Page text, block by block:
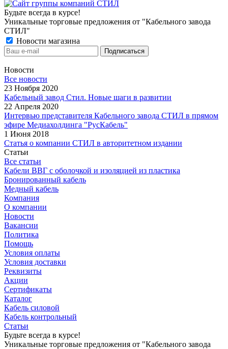
Будьте всегда в курсе!
Уникальные торговые предложения от "Кабельного завода
СТИЛ"
Новости магазина
Новости
Все новости
23 Ноября 2020
Кабельный завод Стил. Новые шаги в развитии
22 Апреля 2020
Интервью представителя Кабельного завода СТИЛ в прямом
эфире Медиахолдинга "РусКабель"
1 Июня 2018
Статья о компании СТИЛ в авторитетном издании
Статьи
Все статьи
Кабели ВВГ с оболочкой и изоляцией из пластика
Бронированный кабель
Медный кабель
Компания
О компании
Новости
Вакансии
Политика
Помощь
Условия оплаты
Условия доставки
Реквизиты
Акции
Сертификаты
Каталог
Кабель силовой
Кабель контрольный
Статьи
Будьте всегда в курсе!
Уникальные торговые предложения от "Кабельного завода